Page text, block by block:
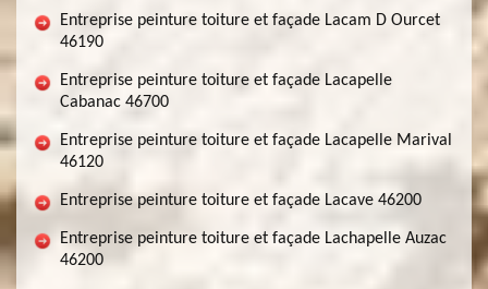
Entreprise peinture toiture et façade Lacam D Ourcet
46190
Entreprise peinture toiture et façade Lacapelle
Cabanac 46700
Entreprise peinture toiture et façade Lacapelle Marival
46120
Entreprise peinture toiture et façade Lacave 46200
Entreprise peinture toiture et façade Lachapelle Auzac
46200